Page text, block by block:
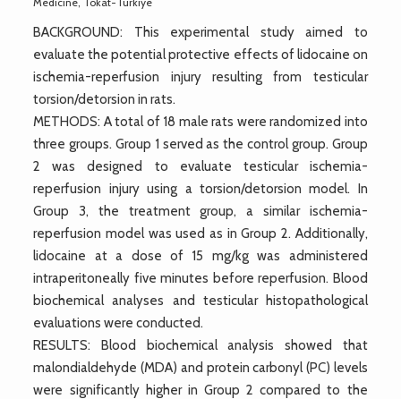
BACKGROUND: This experimental study aimed to
evaluate the potential protective effects of lidocaine on
ischemia-reperfusion injury resulting from testicular
torsion/detorsion in rats.
METHODS: A total of 18 male rats were randomized into
three groups. Group 1 served as the control group. Group
2 was designed to evaluate testicular ischemia-
reperfusion injury using a torsion/detorsion model. In
Group 3, the treatment group, a similar ischemia-
reperfusion model was used as in Group 2. Additionally,
lidocaine at a dose of 15 mg/kg was administered
intraperitoneally five minutes before reperfusion. Blood
biochemical analyses and testicular histopathological
evaluations were conducted.
RESULTS: Blood biochemical analysis showed that
malondialdehyde (MDA) and protein carbonyl (PC) levels
were significantly higher in Group 2 compared to the